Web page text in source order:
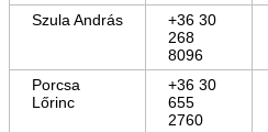
Szula András
+36 30
268
8096
Porcsa
Lőrinc
+36 30
655
2760